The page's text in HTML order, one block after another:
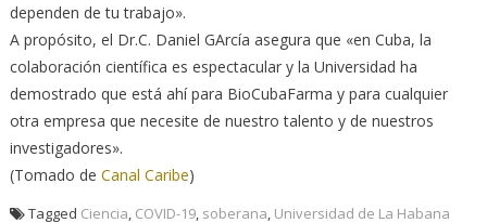
dependen de tu trabajo».
A propósito, el Dr.C. Daniel GArcía asegura que «en Cuba, la
colaboración científica es espectacular y la Universidad ha
demostrado que está ahí para BioCubaFarma y para cualquier
otra empresa que necesite de nuestro talento y de nuestros
investigadores».
(Tomado de Canal Caribe)
Tagged Ciencia, COVID-19, soberana, Universidad de La Habana